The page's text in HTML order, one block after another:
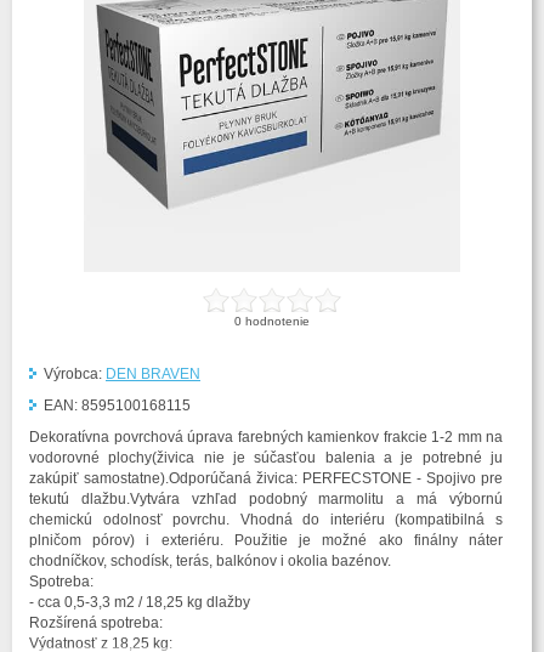
0 hodnotenie
Výrobca: DEN BRAVEN
EAN: 8595100168115
Dekoratívna povrchová úprava farebných kamienkov frakcie 1-2 mm na
vodorovné plochy(živica nie je súčasťou balenia a je potrebné ju
zakúpiť samostatne).Odporúčaná živica: PERFECSTONE - Spojivo pre
tekutú dlažbu.Vytvára vzhľad podobný marmolitu a má výbornú
chemickú odolnosť povrchu. Vhodná do interiéru (kompatibilná s
plničom pórov) i exteriéru. Použitie je možné ako finálny náter
chodníčkov, schodísk, terás, balkónov i okolia bazénov.
Spotreba:
- cca 0,5-3,3 m2 / 18,25 kg dlažby
Rozšírená spotreba:
Výdatnosť z 18,25 kg: